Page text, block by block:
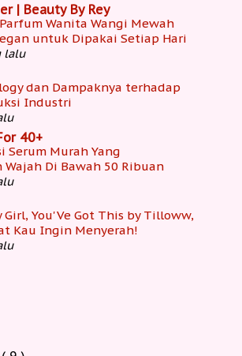
| Beauty By Rey
Wanita Wangi Mewah
untuk Dipakai Setiap Hari
lalu
dan Dampaknya terhadap
Industri
40+
Serum Murah Yang
Di Bawah 50 Ribuan
Girl, You'Ve Got This by Tilloww,
Kau Ingin Menyerah!